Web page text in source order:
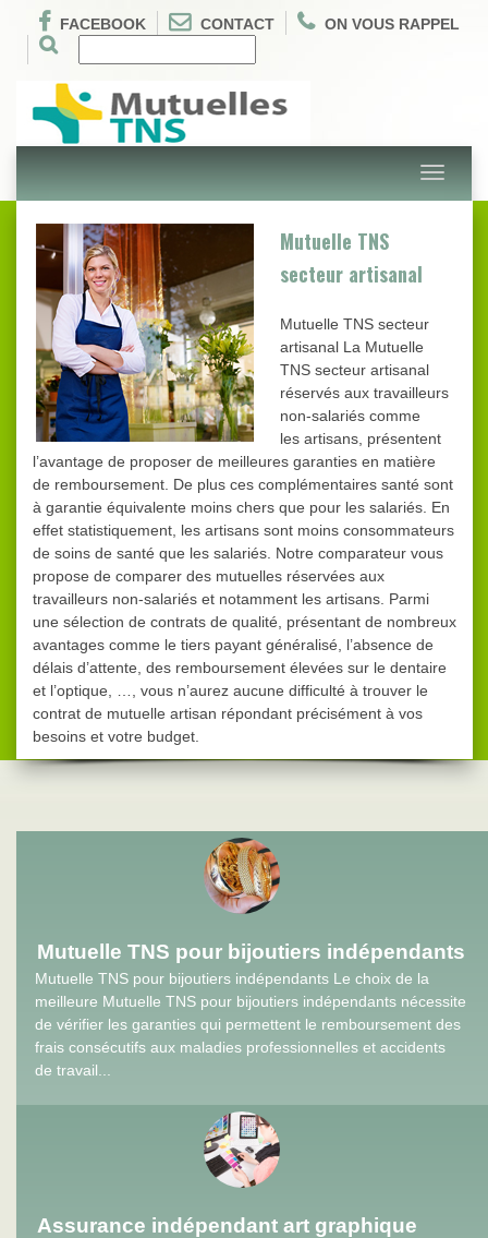
FACEBOOK CONTACT ON VOUS RAPPEL
Toggle
Mutuelle TNS
secteur artisanal
Mutuelle TNS secteur
artisanal La Mutuelle
TNS secteur artisanal
réservés aux travailleurs
non-salariés comme
les artisans, présentent
l’avantage de proposer de meilleures garanties en matière
de remboursement. De plus ces complémentaires santé sont
à garantie équivalente moins chers que pour les salariés. En
effet statistiquement, les artisans sont moins consommateurs
de soins de santé que les salariés. Notre comparateur vous
propose de comparer des mutuelles réservées aux
travailleurs non-salariés et notamment les artisans. Parmi
une sélection de contrats de qualité, présentant de nombreux
avantages comme le tiers payant généralisé, l’absence de
délais d’attente, des remboursement élevées sur le dentaire
et l’optique, …, vous n’aurez aucune difficulté à trouver le
contrat de mutuelle artisan répondant précisément à vos
besoins et votre budget.
Mutuelle TNS pour bijoutiers indépendants
Mutuelle TNS pour bijoutiers indépendants Le choix de la
meilleure Mutuelle TNS pour bijoutiers indépendants nécessite
de vérifier les garanties qui permettent le remboursement des
frais consécutifs aux maladies professionnelles et accidents
de travail...
Assurance indépendant art graphique